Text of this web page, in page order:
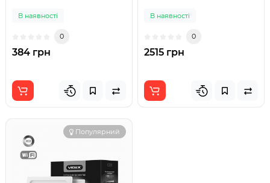
В наявності
0
384 грн
В наявності
0
2515 грн
Популярний